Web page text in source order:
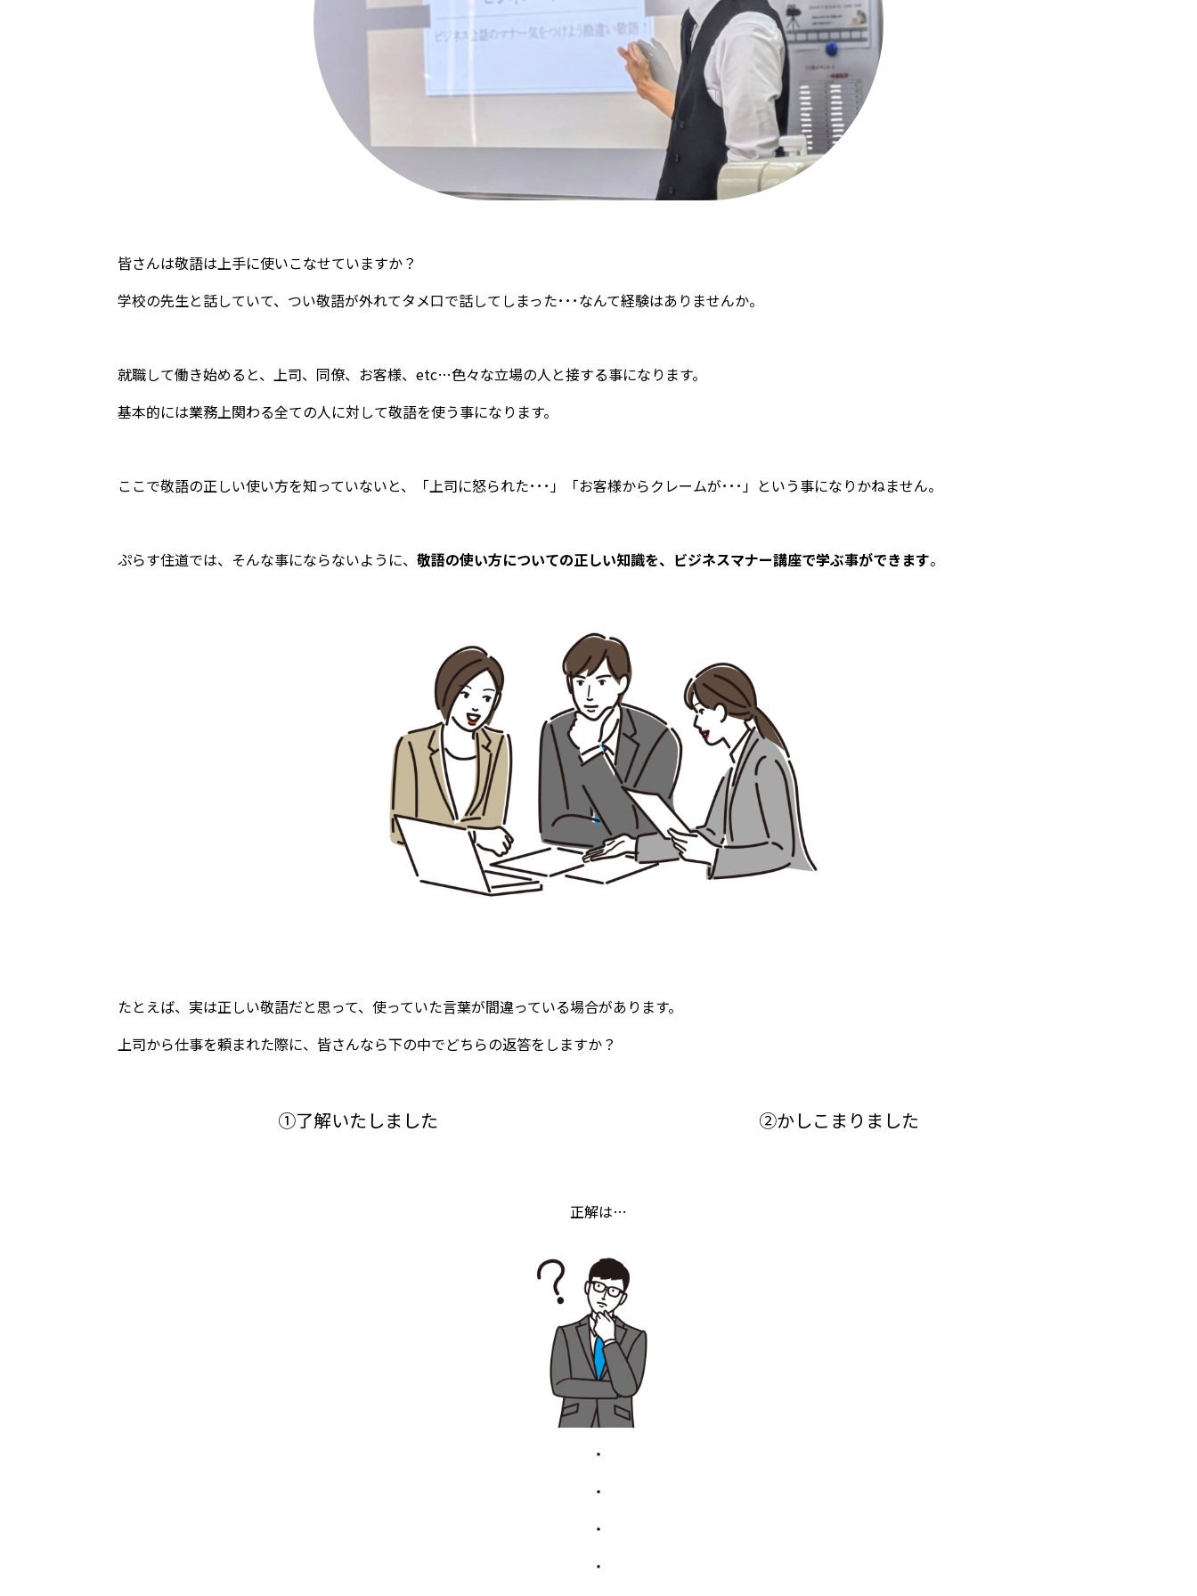
皆さんは敬語は上手に使いこなせていますか？
学校の先生と話していて、つい敬語が外れてタメ口で話してしまった･･･なんて経験はありませんか。
就職して働き始めると、上司、同僚、お客様、etc…色々な立場の人と接する事になります。
基本的には業務上関わる全ての人に対して敬語を使う事になります。
ここで敬語の正しい使い方を知っていないと、「上司に怒られた･･･」「お客様からクレームが･･･」という事になりかねません。
ぷらす住道では、そんな事にならないように、 敬語の使い方についての正しい知識を、ビジネスマナー講座で学ぶ事ができます。
たとえば、実は正しい敬語だと思って、使っていた言葉が間違っている場合があります。
上司から仕事を頼まれた際に、皆さんなら下の中でどちらの返答をしますか？
①了解いたしました ②かしこまりました
正解は…
・
・
・
・